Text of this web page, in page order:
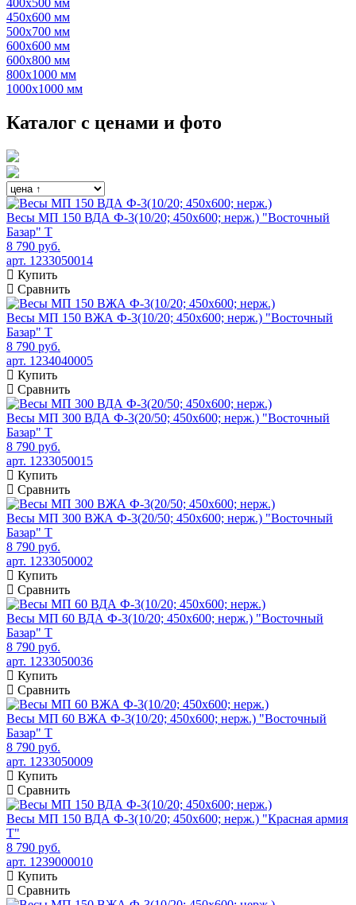
450х600 мм
500х700 мм
600х600 мм
600х800 мм
800х1000 мм
1000х1000 мм
Каталог с ценами и фото
Весы МП 150 ВДА Ф-3(10/20; 450х600; нерж.) "Восточный
Базар" Т
8 790 руб.
арт. 1233050014
Купить
Сравнить
Весы МП 150 ВЖА Ф-3(10/20; 450х600; нерж.) "Восточный
Базар" Т
8 790 руб.
арт. 1234040005
Купить
Сравнить
Весы МП 300 ВДА Ф-3(20/50; 450х600; нерж.) "Восточный
Базар" Т
8 790 руб.
арт. 1233050015
Купить
Сравнить
Весы МП 300 ВЖА Ф-3(20/50; 450х600; нерж.) "Восточный
Базар" Т
8 790 руб.
арт. 1233050002
Купить
Сравнить
Весы МП 60 ВДА Ф-3(10/20; 450х600; нерж.) "Восточный
Базар" Т
8 790 руб.
арт. 1233050036
Купить
Сравнить
Весы МП 60 ВЖА Ф-3(10/20; 450х600; нерж.) "Восточный
Базар" Т
8 790 руб.
арт. 1233050009
Купить
Сравнить
Весы МП 150 ВДА Ф-3(10/20; 450х600; нерж.) "Красная армия
Т"
8 790 руб.
арт. 1239000010
Купить
Сравнить